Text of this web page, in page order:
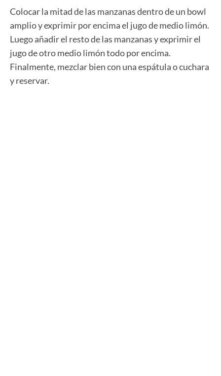
Colocar la mitad de las manzanas dentro de un bowl
amplio y exprimir por encima el jugo de medio limón.
Luego añadir el resto de las manzanas y exprimir el
jugo de otro medio limón todo por encima.
Finalmente, mezclar bien con una espátula o cuchara
y reservar.